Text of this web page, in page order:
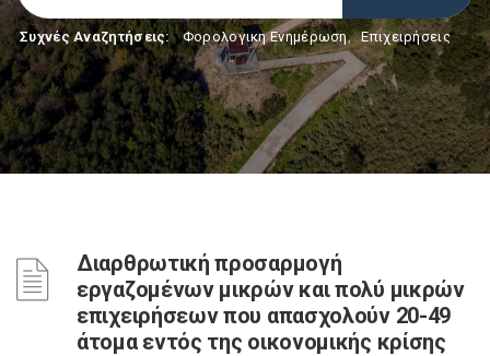
Συχνές Αναζητήσεις: Φορολογικη Ενημέρωση, Επιχειρήσεις
Διαρθρωτική προσαρμογή
εργαζομένων μικρών και πολύ μικρών
επιχειρήσεων που απασχολούν 20-49
άτομα εντός της οικονομικής κρίσης